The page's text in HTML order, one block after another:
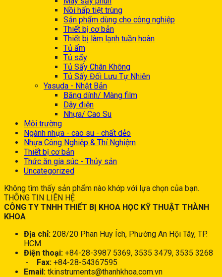
Nồi hấp tiệt trùng
Sản phẩm dùng cho công nghiệp
Thiết bị cơ bản
Thiết bị làm lạnh tuần hoàn
Tủ ấm
Tủ sấy
Tủ Sấy Chân Không
Tủ Sấy Đối Lưu Tự Nhiên
Yasuda - Nhật Bản
Băng dính/ Màng film
Dây điện
Nhựa/ Cao Su
Môi trường
Ngành nhựa - cao su - chất dẻo
Nhựa Công Nghiệp & Thí Nghiệm
Thiết bị cơ bản
Thức ăn gia súc - Thủy sản
Uncategorized
Không tìm thấy sản phẩm nào khớp với lựa chọn của bạn.
THÔNG TIN LIÊN HỆ
CÔNG TY TNHH THIẾT BỊ KHOA HỌC KỸ THUẬT THÀNH
KHOA
Địa chỉ: 208/20 Phan Huy Ích, Phường An Hội Tây, TP.
HCM
Điện thoại: +84-28-3987 5369, 3535 3479, 3535 3268
- Fax: +84-28-54367595
Email: tkinstruments@thanhkhoa.com.vn